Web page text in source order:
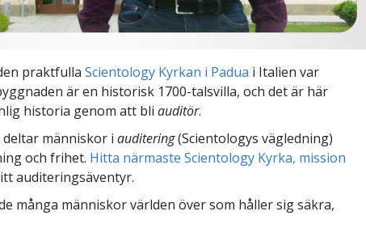
praktfulla Scientology Kyrkan i Padua i Italien var
är en historisk 1700-talsvilla, och det är här
historia genom att bli auditör.
människor i auditering(Scientologys vägledning)
och frihet. Hitta närmaste Scientology Kyrka, mission
auditeringsäventyr.
många människor världen över som håller sig säkra,